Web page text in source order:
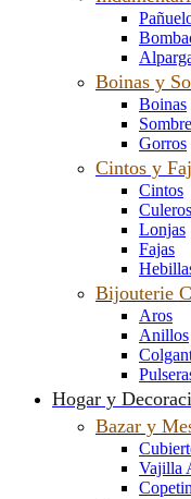
Boinas y
Boinas
Gorros
Cintos y
Cintos
Culeros
Lonjas
Fajas
Bijouterie
Aros
Anillos
Hogar y
Bazar y
Vajilla